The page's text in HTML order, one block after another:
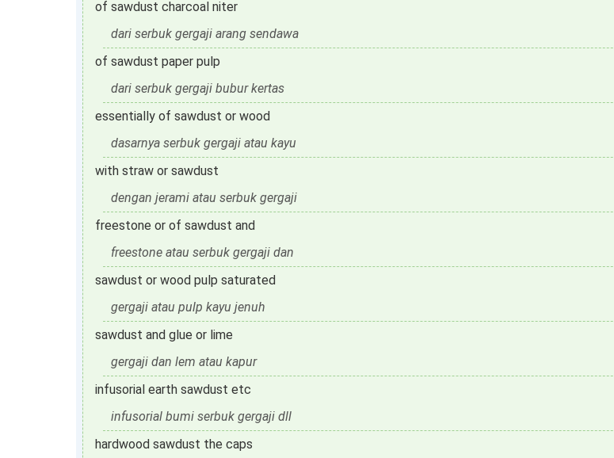
of sawdust charcoal niter
dari serbuk gergaji arang sendawa
of sawdust paper pulp
dari serbuk gergaji bubur kertas
essentially of sawdust or wood
dasarnya serbuk gergaji atau kayu
with straw or sawdust
dengan jerami atau serbuk gergaji
freestone or of sawdust and
freestone atau serbuk gergaji dan
sawdust or wood pulp saturated
gergaji atau pulp kayu jenuh
sawdust and glue or lime
gergaji dan lem atau kapur
infusorial earth sawdust etc
infusorial bumi serbuk gergaji dll
hardwood sawdust the caps